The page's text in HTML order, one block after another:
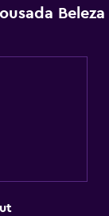
Beleza